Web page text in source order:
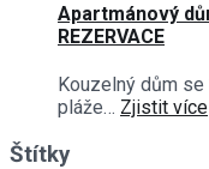
Apartmánový
REZERVACE
Kouzelný dům se
pláže… Zjistit více
Štítky